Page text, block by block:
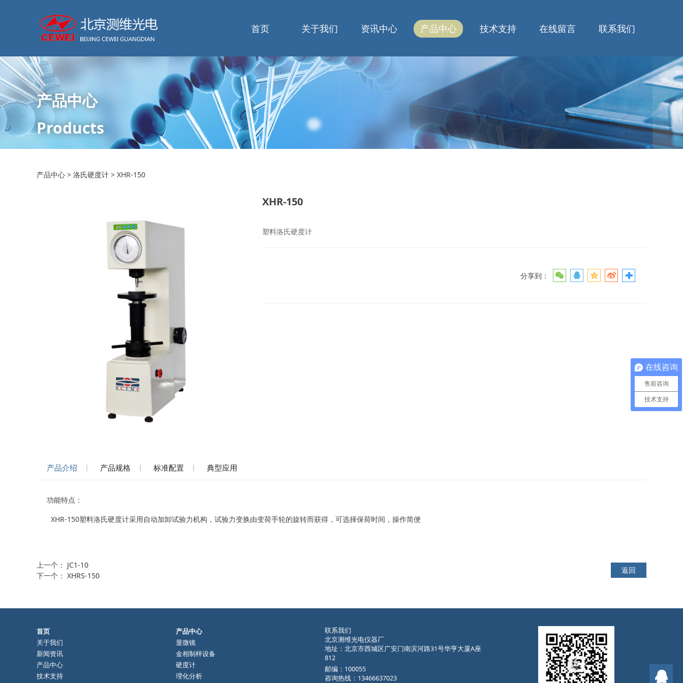
首页 关于我们 资讯中心 产品中心 技术支持 在线留言 联系我们
产品中心
Products
XHR-150
产品中心 > 洛氏硬度计 > XHR-150
XHR-150
塑料洛氏硬度计
分享到：
产品介绍 产品规格 标准配置 典型应用
功能特点：
XHR-150塑料洛氏硬度计采用自动加卸试验力机构，试验力变换由变荷手轮的旋转而获得，可选择保荷时间，操作简便
上一个： JC1-10
下一个： XHRS-150
返回
首页
关于我们
新闻资讯
产品中心
技术支持
产品中心
显微镜
金相制样设备
硬度计
理化分析
联系我们
北京测维光电仪器厂
地址：北京市西城区广安门南滨河路31号华亨大厦A座
812
邮编：100055
咨询热线：13466637023
在线咨询
售前咨询
技术支持